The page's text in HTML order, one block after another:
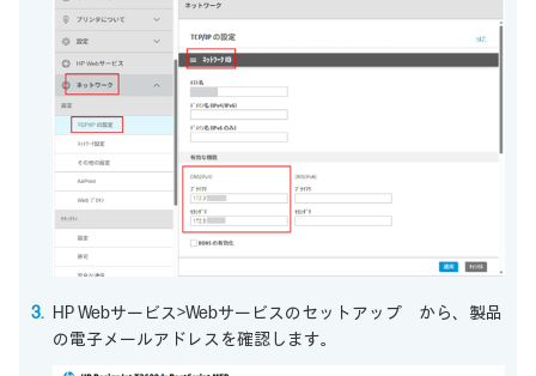
HP Webサービス>Webサービスのセットアップ から、製品
の電子メールアドレスを確認します。